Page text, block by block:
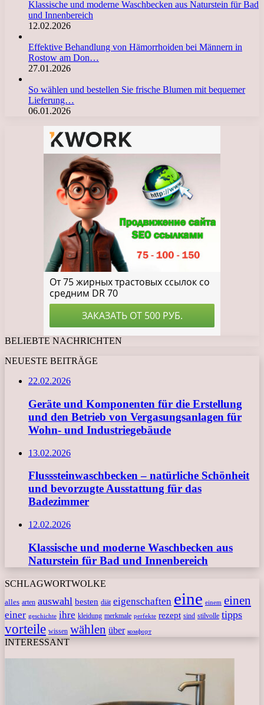
Klassische und moderne Waschbecken aus Naturstein für Bad
und Innenbereich
12.02.2026
Effektive Behandlung von Hämorrhoiden bei Männern in
Rostow am Don…
27.01.2026
So wählen und bestellen Sie frische Blumen mit bequemer
Lieferung…
06.01.2026
BELIEBTE NACHRICHTEN
NEUESTE BEITRÄGE
22.02.2026
Geräte und Komponenten für die Erstellung
und den Betrieb von Vergasungsanlagen für
Wohn- und Industriegebäude
13.02.2026
Flusssteinwaschbecken – natürliche Schönheit
und bevorzugte Ausstattung für das
Badezimmer
12.02.2026
Klassische und moderne Waschbecken aus
Naturstein für Bad und Innenbereich
SCHLAGWORTWOLKE
alles arten auswahl besten diät eigenschaften eine einem einen
einer geschichte ihre kleidung merkmale perfekte rezept sind stilvolle tipps
vorteile wissen wählen über комфорт
INTERESSANT